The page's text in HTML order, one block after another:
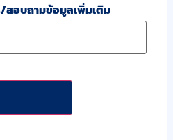
อบถามข้อมูลเพิ่มเติม